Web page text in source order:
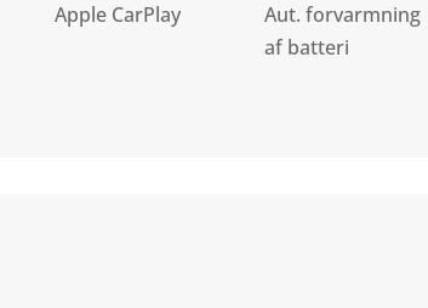
Apple CarPlay
Aut. forvarmning
af batteri